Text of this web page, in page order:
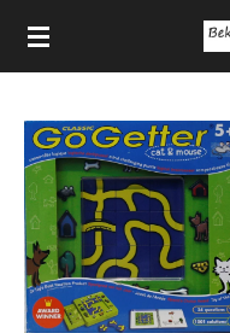
Ga
direct
hoofdinhoud